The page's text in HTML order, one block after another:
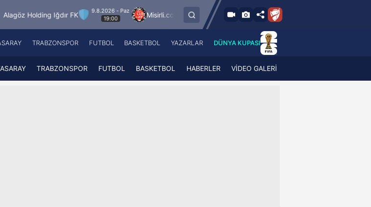
Iğdır FK
9.8.2026 - Paz
19:00
Misirli.com.tr Karagümrük SMS Grup Sarıyerspor
9.8.2026 - Paz
Fenerbahçe
Galatasaray
A Spor
ATV
A Haber Radyo
A Spor Radyo
A News Radio
TRABZONSPOR FUTBOL BASKETBOL YAZARLAR DÜNYA KUPASI
TRABZONSPOR FUTBOL BASKETBOL HABERLER VİDEO GALERİ